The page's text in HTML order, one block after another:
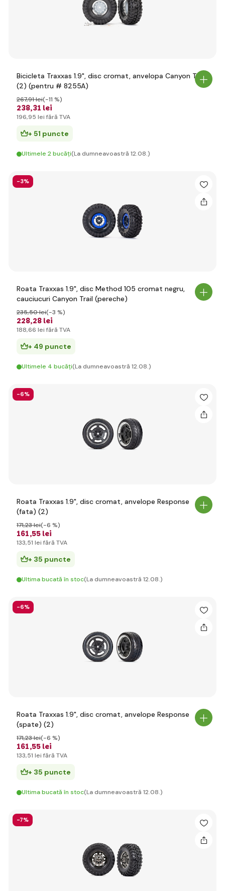
Bicicleta Traxxas 1.9", disc cromat, anvelopa Canyon Trail
(2) (pentru # 8255A)
238,31 lei
267,91 lei(-11 %)
196,95 lei fără TVA
+ 51 puncte
Ultimele 2 bucăți(La dumneavoastră 12.08.)
-3%
Roata Traxxas 1.9", disc Method 105 cromat negru,
cauciucuri Canyon Trail (pereche)
228,28 lei
235,50 lei(-3 %)
188,66 lei fără TVA
+ 49 puncte
Ultimele 4 bucăți(La dumneavoastră 12.08.)
-6%
Roata Traxxas 1.9", disc cromat, anvelope Response
(fata) (2)
161,55 lei
171,23 lei(-6 %)
133,51 lei fără TVA
+ 35 puncte
Ultima bucată în stoc(La dumneavoastră 12.08.)
-6%
Roata Traxxas 1.9", disc cromat, anvelope Response
(spate) (2)
161,55 lei
171,23 lei(-6 %)
133,51 lei fără TVA
+ 35 puncte
Ultima bucată în stoc(La dumneavoastră 12.08.)
-7%